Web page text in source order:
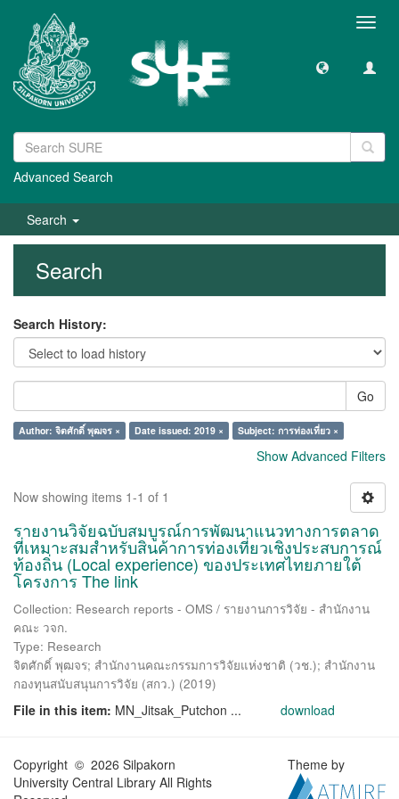
Advanced Search
Search
Search
Search History:
Go
Author: จิตศักดิ์ พุฒจร × Date issued: 2019 × Subject: การท่องเที่ยว ×
Show Advanced Filters
Now showing items 1-1 of 1
รายงานวิจัยฉบับสมบูรณ์การพัฒนาแนวทางการตลาด
ที่เหมาะสมสำหรับสินค้าการท่องเที่ยวเชิงประสบการณ์
ท้องถิ่น (Local experience) ของประเทศไทยภายใต้
โครงการ The link
Collection: Research reports - OMS / รายงานการวิจัย - สำนักงาน
คณะ วจก.
Type: Research
จิตศักดิ์ พุฒจร; สำนักงานคณะกรรมการวิจัยแห่งชาติ (วช.); สำนักงาน
กองทุนสนับสนุนการวิจัย (สกว.) (2019)
File in this item: MN_Jitsak_Putchon ... download
Copyright © 2026 Silpakorn
University Central Library All Rights
Theme by